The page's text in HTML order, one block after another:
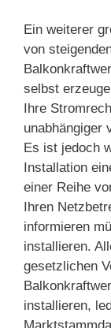
Ein weiterer
von
selbst
Ihre
unabhängiger
Es ist jedoch
Installation
einer Reihe
Ihren
informieren
installieren.
gesetzlichen
installieren,